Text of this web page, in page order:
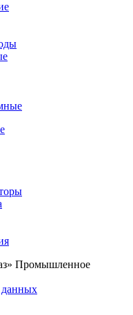
Промышленное
данных